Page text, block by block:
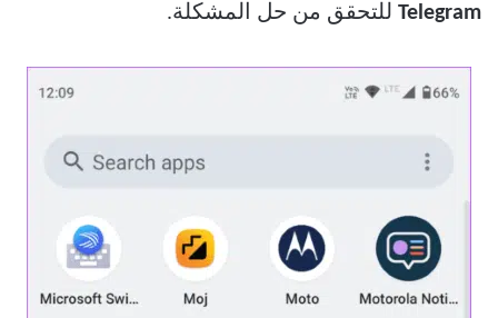
Telegram للتحقق من حل المشكلة.